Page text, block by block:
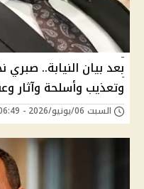
بعد بيان النيابة..
وتعذيب وأسلحة وآثار
السبت 06/يونيو/2026 - 06:49 م